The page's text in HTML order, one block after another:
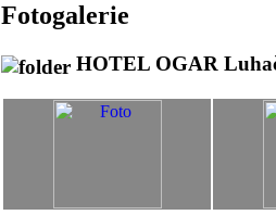
Fotogalerie
HOTEL OGAR